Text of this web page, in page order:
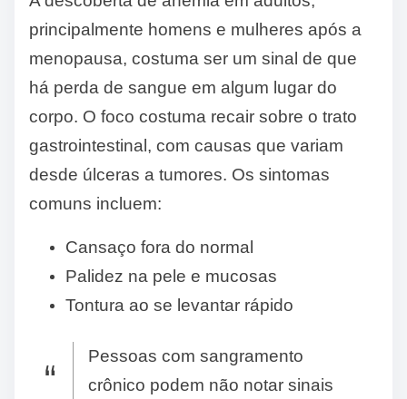
principalmente homens e mulheres após a
menopausa, costuma ser um sinal de que
há perda de sangue em algum lugar do
corpo. O foco costuma recair sobre o trato
gastrointestinal, com causas que variam
desde úlceras a tumores. Os sintomas
comuns incluem:
Cansaço fora do normal
Palidez na pele e mucosas
Tontura ao se levantar rápido
Pessoas com sangramento
crônico podem não notar sinais